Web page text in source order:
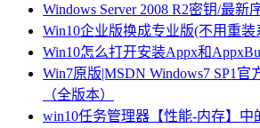
Windows Server 2008 R2密钥/最新
Win10企业版换成专业版(不用重装
Win10怎么打开安装Appx和
Win7原版|MSDN Windows7 SP1
（全版本）
win10任务管理器【性能-内存】中